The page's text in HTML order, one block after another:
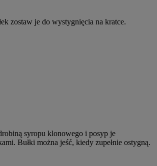
zostaw je do wystygnięcia na kratce.
syropu klonowego i posyp je
Bułki można jeść, kiedy zupełnie ostygną.